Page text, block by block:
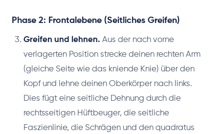
Phase 2: Frontalebene (Seitliches Greifen)
Greifen und lehnen. Aus der nach vorne
verlagerten Position strecke deinen rechten Arm
(gleiche Seite wie das kniende Knie) über den
Kopf und lehne deinen Oberkörper nach links.
Dies fügt eine seitliche Dehnung durch die
rechtsseitigen Hüftbeuger, die seitliche
Faszienlinie, die Schrägen und den quadratus